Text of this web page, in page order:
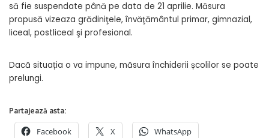
să fie suspendate până pe data de 21 aprilie. Măsura
propusă vizeaza grădiniţele, învăţământul primar, gimnazial,
liceal, postliceal şi profesional.
Dacă situația o va impune, măsura închiderii școlilor se poate
prelungi.
Partajează asta:
Facebook X WhatsApp